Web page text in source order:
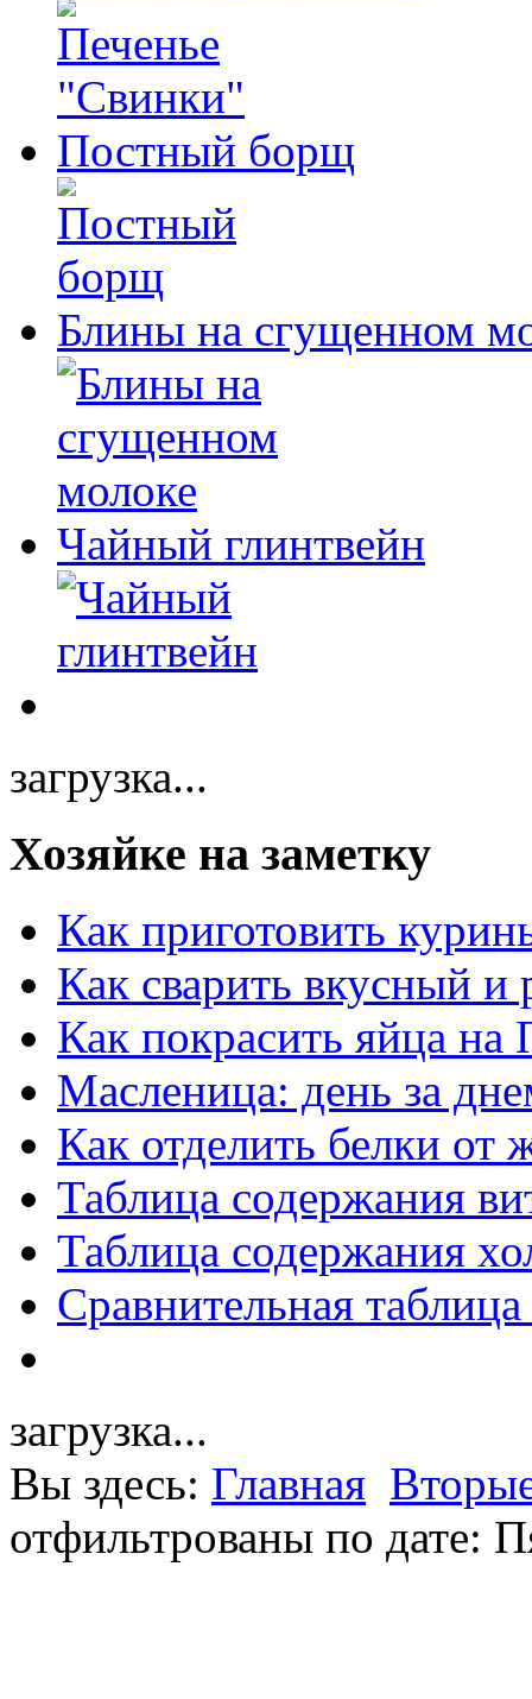
Постный борщ
Блины на сгущенном
Чайный глинтвейн
загрузка...
Хозяйке на заметку
Как приготовить
Как сварить вкусный и
Как покрасить яйца на
Масленица: день за
Как отделить белки от
Таблица содержания
Таблица содержания
Сравнительная
загрузка...
Вы здесь: Главная
отфильтрованы по дате: